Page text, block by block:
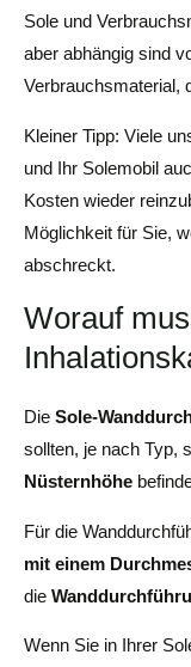
Sole und
aber abhängig sind
Verbrauchsmaterial,
Kleiner Tipp: Viele
und Ihr Solemobil
Kosten wieder
Möglichkeit für Sie,
abschreckt.
Worauf
Die Sole-
sollten, je nach Typ,
Nüsternhöhe
Für die
mit einem
die
Wenn Sie in Ihrer